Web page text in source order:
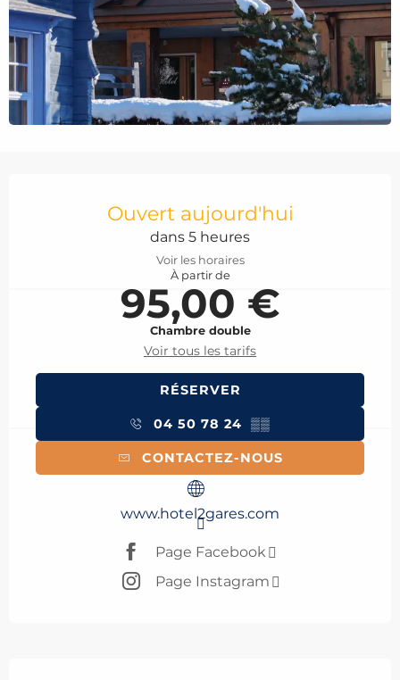
Ouvert aujourd'hui
dans 5 heures
Voir les horaires
À partir de
95,00 €
Chambre double
Voir tous les tarifs
RÉSERVER
04 50 78 24 ▒▒
CONTACTEZ-NOUS
www.hotel2gares.com
Page Facebook
Page Instagram